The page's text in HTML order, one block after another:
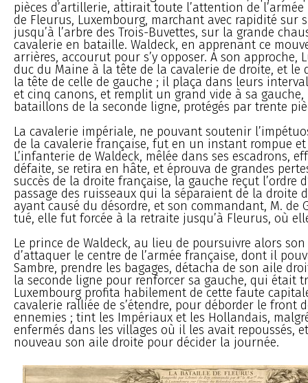
pièces d’artillerie, attirait toute l’attention de
de Fleurus, Luxembourg, marchant avec rapidité sur
jusqu’à l’arbre des Trois-Buvettes, sur la grande
cavalerie en bataille. Waldeck, en apprenant ce
arrières, accourut pour s’y opposer. A son approche,
duc du Maine à la tête de la cavalerie de droite, et le
la tête de celle de gauche ; il plaça dans leurs
et cinq canons, et remplit un grand vide à sa
bataillons de la seconde ligne, protégés par trente
La cavalerie impériale, ne pouvant soutenir
de la cavalerie française, fut en un instant rompue et
L’infanterie de Waldeck, mêlée dans ses escadrons,
défaite, se retira en hâte, et éprouva de grandes
succès de la droite française, la gauche reçut l’ordre
passage des ruisseaux qui la séparaient de la droite
ayant causé du désordre, et son commandant, M. de
tué, elle fut forcée à la retraite jusqu’à Fleurus, où
Le prince de Waldeck, au lieu de poursuivre alors son
d’attaquer le centre de l’armée française, dont il
Sambre, prendre les bagages, détacha de son aile
la seconde ligne pour renforcer sa gauche, qui était
Luxembourg profita habilement de cette faute
cavalerie ralliée de s’étendre, pour déborder le front
ennemies ; tint les Impériaux et les Hollandais,
enfermés dans les villages où il les avait repoussés,
nouveau son aile droite pour décider la journée.